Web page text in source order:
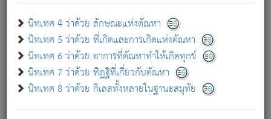
นิทเทศ 4 ว่าด้วย ลักษณะแห่งตัณหา
นิทเทศ 5 ว่าด้วย ที่เกิดและการเกิดแห่งตัณหา
นิทเทศ 6 ว่าด้วย อาการที่ตัณหาทำให้เกิดทุกข์
นิทเทศ 7 ว่าด้วย ทิฏฐิที่เกี่ยวกับตัณหา
นิทเทศ 8 ว่าด้วย กิเลสทั้งหลายในฐานะสมุทัย
อย่างนี้อยู่; เขาย่อมละภวตัณหาได้ และไม่เพลิดเพลินวิภวตัณหา
ด้วย.
ความดับเพราะความสำรอกไม่เหลือ (แห่งภพทั้งหลาย)
เพราะความสิ้นไปแห่งตัณหาโดยประการทั้งปวง นั้นคือ
นิพพาน.
ภพใหม่ย่อมไม่มีแก่ภิกษุนั้น ผู้ดับเย็นสนิทแล้ว เพราะไม่มี